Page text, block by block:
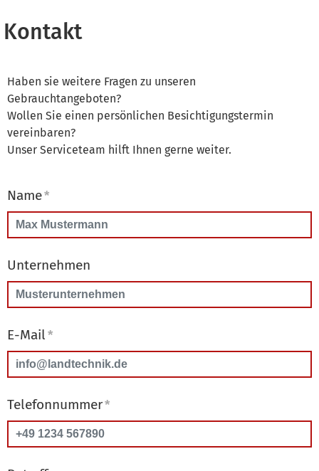
Kontakt
Haben sie weitere Fragen zu unseren
Gebrauchtangeboten?
Wollen Sie einen persönlichen Besichtigungstermin
vereinbaren?
Unser Serviceteam hilft Ihnen gerne weiter.
Name*
Unternehmen
E-Mail*
Telefonnummer*